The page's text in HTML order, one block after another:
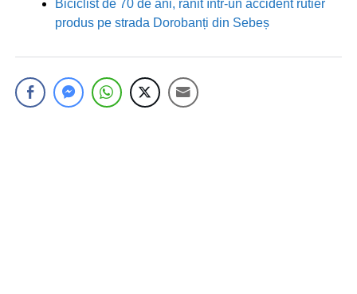
Biciclist de 70 de ani, rănit într-un accident rutier
produs pe strada Dorobanți din Sebeș